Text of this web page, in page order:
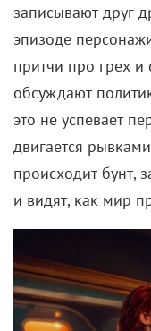
записывают друг
эпизоде
притчи про грех и
обсуждают
это не успевает
двигается
происходит бунт,
и видят, как мир